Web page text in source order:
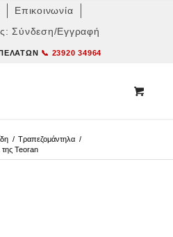
Επικοινωνία
Σύνδεση/Εγγραφή
📞 23920 34964
/ Τραπεζομάντηλα /
Teoran